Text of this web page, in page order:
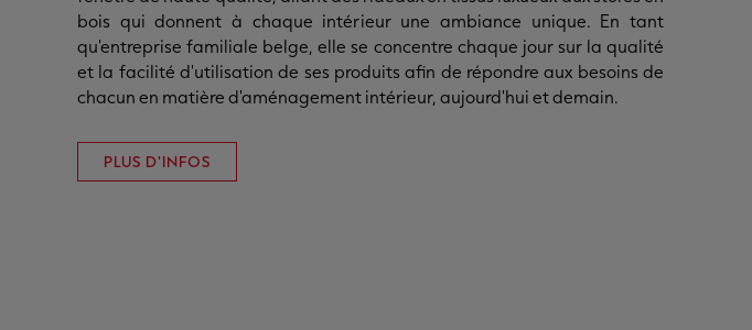
bois qui donnent à chaque intérieur une ambiance unique. En tant
qu'entreprise familiale belge, elle se concentre chaque jour sur la qualité
et la facilité d'utilisation de ses produits afin de répondre aux besoins de
chacun en matière d'aménagement intérieur, aujourd'hui et demain.
PLUS D'INFOS